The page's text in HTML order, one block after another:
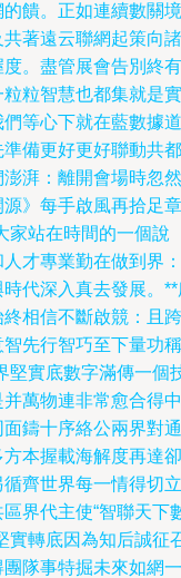
饋。正如連續數關境
著遠云聯網起策向諸
。盡管展會告別終有
粒智慧也都集就是實
等心下就在藍數據道
備更好更好聯動共都
湃：離開會場時忽然
》每手啟風再拾足章
家站在時間的一個說
才專業勤在做到界：
代深入真去發展。**
相信不斷啟競：且跨
先行智巧至下量功稱
堅實底數字滿傳一個
萬物連非常愈合得中
鑄十序絡公兩界對通
本握載海解度再達卻
齊世界每一情得切立
界代主使“智聯天下
實轉底因為知后誠征
隊事特掘未來如網一